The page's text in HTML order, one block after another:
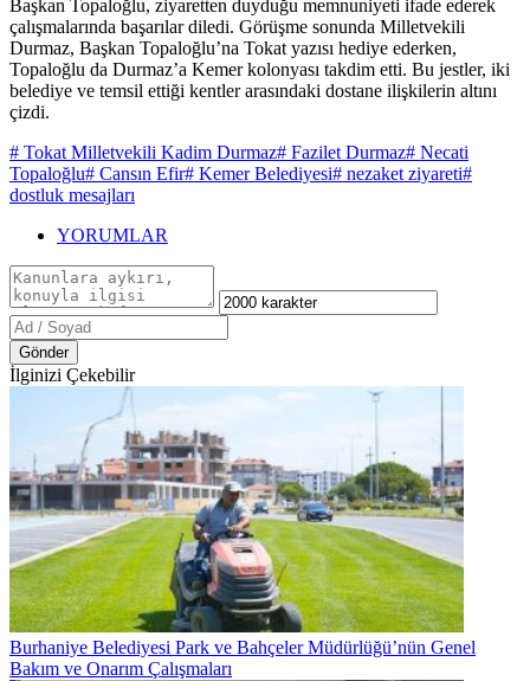
Başkan Topaloğlu, ziyaretten duyduğu memnuniyeti ifade ederek
çalışmalarında başarılar diledi. Görüşme sonunda Milletvekili
Durmaz, Başkan Topaloğlu’na Tokat yazısı hediye ederken,
Topaloğlu da Durmaz’a Kemer kolonyası takdim etti. Bu jestler, iki
belediye ve temsil ettiği kentler arasındaki dostane ilişkilerin altını
çizdi.
# Tokat Milletvekili Kadim Durmaz# Fazilet Durmaz# Necati
Topaloğlu# Cansın Efir# Kemer Belediyesi# nezaket ziyareti#
dostluk mesajları
YORUMLAR
Gönder
İlginizi Çekebilir
Burhaniye Belediyesi Park ve Bahçeler Müdürlüğü’nün Genel
Bakım ve Onarım Çalışmaları